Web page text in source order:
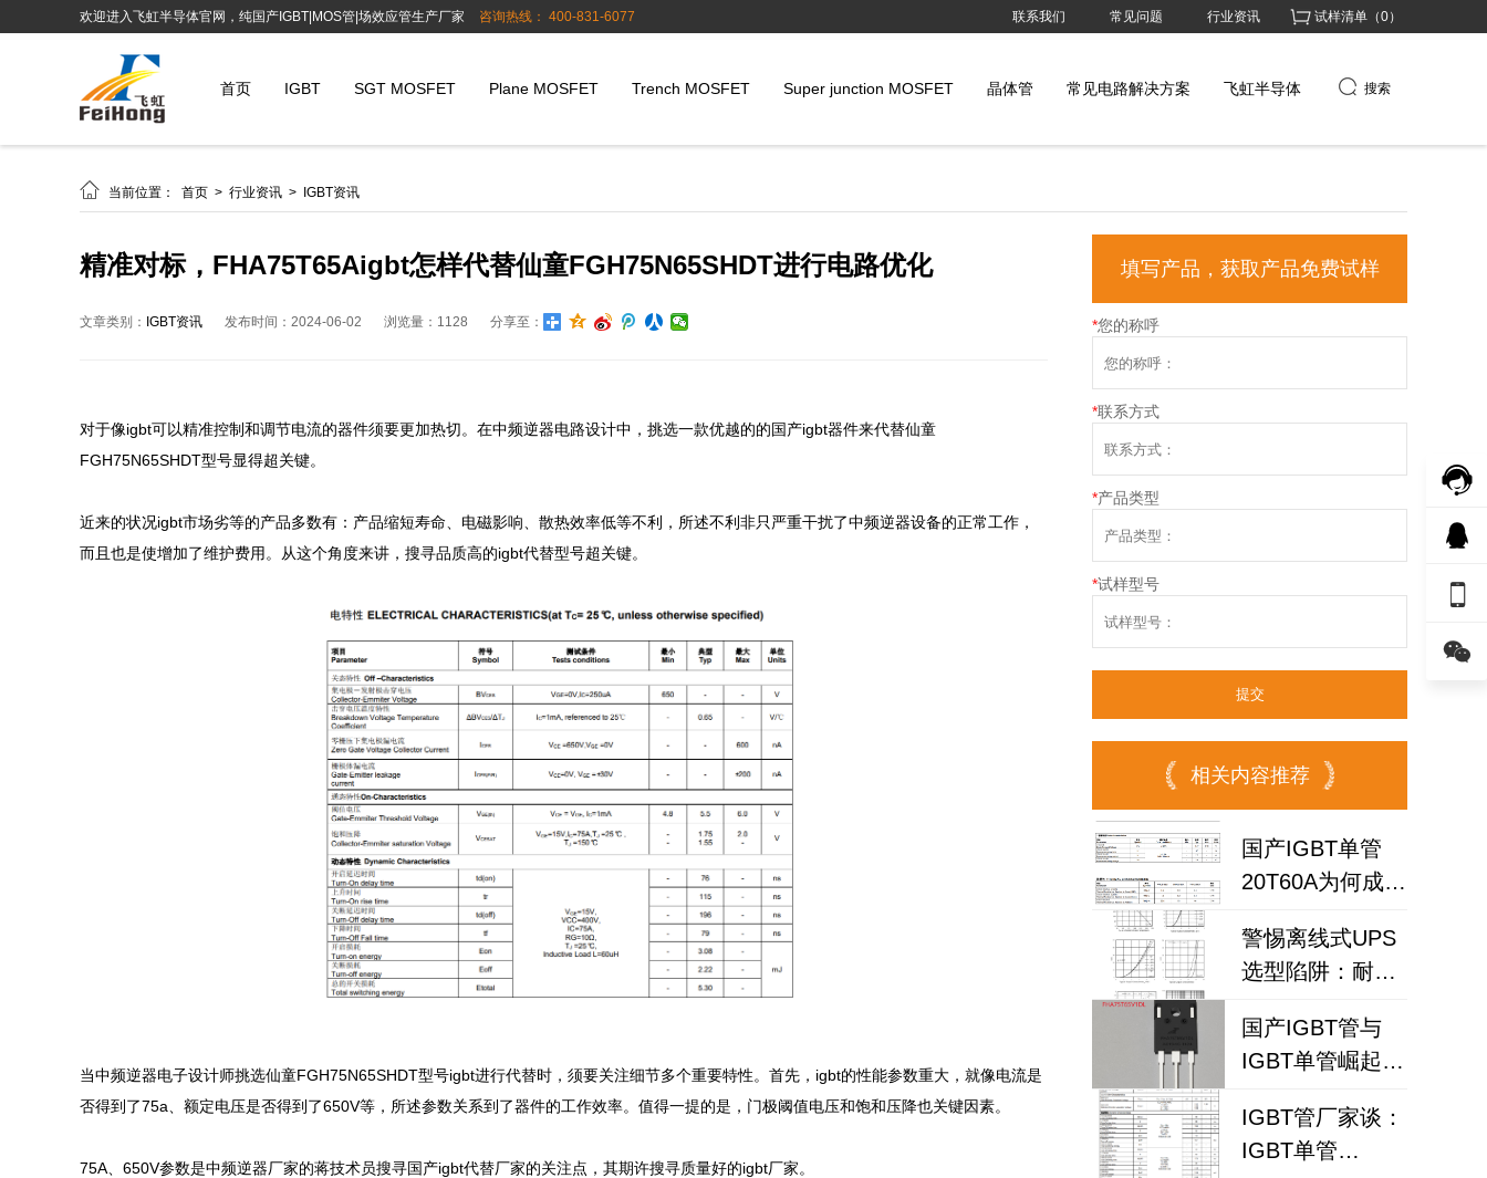
欢迎进入飞虹半导体官网，纯国产IGBT|MOS管|场效应管生产厂家 咨询热线： 400-831-6077 联系我们 常见问题 行业资讯 试样清单（0）
首页 IGBT SGT MOSFET Plane MOSFET Trench MOSFET Super junction MOSFET 晶体管 常见电路解决方案 飞虹半导体 搜索
 当前位置： 首页 > 行业资讯 > IGBT资讯
精准对标，FHA75T65Aigbt怎样代替仙童FGH75N65SHDT进行电路优化
文章类别： IGBT资讯 发布时间：2024-06-02 浏览量：1128 分享至：
对于像igbt可以精准控制和调节电流的器件须要更加热切。在中频逆器电路设计中，挑选一款优越的的国产igbt器件来代替仙童
FGH75N65SHDT型号显得超关键。
近来的状况igbt市场劣等的产品多数有：产品缩短寿命、电磁影响、散热效率低等不利，所述不利非只严重干扰了中频逆器设备的正常工作，
而且也是使增加了维护费用。从这个角度来讲，搜寻品质高的igbt代替型号超关键。
当中频逆器电子设计师挑选仙童FGH75N65SHDT型号igbt进行代替时，须要关注细节多个重要特性。首先，igbt的性能参数重大，就像电流是
否得到了75a、额定电压是否得到了650V等，所述参数关系到了器件的工作效率。值得一提的是，门极阈值电压和饱和压降也关键因素。
75A、650V参数是中频逆器厂家的蒋技术员搜寻国产igbt代替厂家的关注点，其期许搜寻质量好的igbt厂家。
填写产品，获取产品免费试样
*您的称呼
*联系方式
*产品类型
*试样型号
相关内容推荐
国产IGBT单管
20T60A为何成为
能电源优选？
警惕离线式UPS
选型陷阱：耐压
FHA25T120A如
何破解散热失效
风险？
国产IGBT管与
IGBT单管崛起：
为何赢得工程师
青睐？igbt单管
IGBT管厂家谈：
IGBT单管

